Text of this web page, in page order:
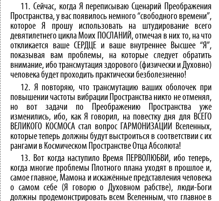
11. Сейчас, когда Я переписываю Сценарий Преображения
Пространства, у вас появилось немного “свободного времени”,
которое Я прошу использовать на штудирование всего
девятилетнего цикла Моих ПОСЛАНИЙ, отмечая в них то, на что
откликается ваше СЕРДЦЕ и ваше внутреннее Высшее “Я”,
показывая вам проблемы, на которые следует обратить
внимание, ибо трансмутация здорового (физически и Духовно)
человека будет проходить практически безболезненно!
12. Я повторяю, что трансмутацию ваших оболочек при
повышении частоты вибрации Пространства никто не отменял,
но вот задачи по Преображению Пространства уже
изменились, ибо, как Я говорил, на повестку дня для ВСЕГО
ВЕЛИКОГО КОСМОСА стал вопрос ГАРМОНИЗАЦИИ Вселенных,
которые теперь должны будут выстроиться в соответствии с их
рангами в Космическом Пространстве Отца Абсолюта!
13. Вот когда наступило Время ПЕРВОЛЮБВИ, ибо теперь,
когда многие проблемы Плотного плана уходят в прошлое и,
самое главное, Мамона и искажённые представления человека
о самом себе (Я говорю о Духовном рабстве), люди-Боги
должны продемонстрировать всем Вселенным, что главное в